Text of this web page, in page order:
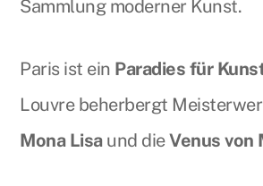
Sammlung moderner Kunst.
Paris ist ein Paradies für
Louvre beherbergt
Mona Lisaund dieVenus von